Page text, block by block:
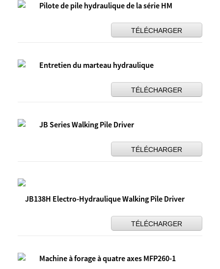
Pilote de pile hydraulique de la série HM
TÉLÉCHARGER
Entretien du marteau hydraulique
TÉLÉCHARGER
JB Series Walking Pile Driver
TÉLÉCHARGER
JB138H Electro-Hydraulique Walking Pile Driver
TÉLÉCHARGER
Machine à forage à quatre axes MFP260-1